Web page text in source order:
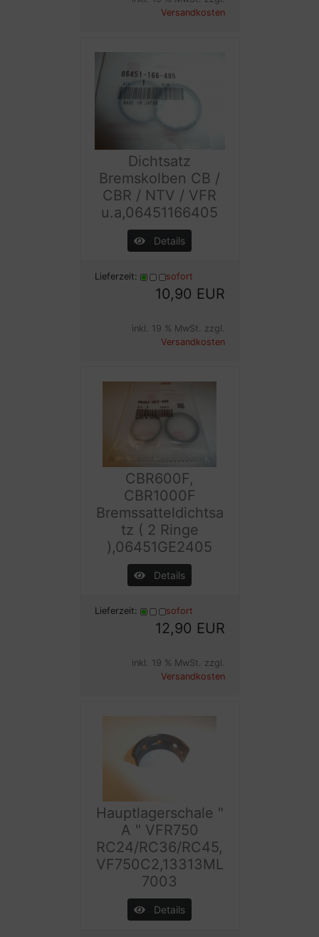
Versandkosten
Dichtsatz
Bremskolben CB /
CBR / NTV / VFR
u.a,06451166405
Details
Lieferzeit: sofort
10,90 EUR
inkl. 19 % MwSt. zzgl.
Versandkosten
CBR600F,
CBR1000F
Bremssatteldichtsa
tz ( 2 Ringe
),06451GE2405
Details
Lieferzeit: sofort
12,90 EUR
inkl. 19 % MwSt. zzgl.
Versandkosten
Hauptlagerschale "
A " VFR750
RC24/RC36/RC45,
VF750C2,13313ML
7003
Details